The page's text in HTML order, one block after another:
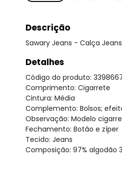
Descrição
Sawary Jeans - Calça
Detalhes
Código do produto:
Comprimento: Cigarrete
Cintura: Média
Complemento: Bolsos;
Observação: Modelo
Fechamento: Botão e zíper
Tecido: Jeans
Composição: 97% algodão